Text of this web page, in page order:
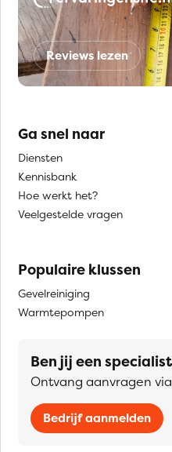
Reviews lezen
Ga snel naar
Diensten
Kennisbank
Hoe werkt het?
Veelgestelde vragen
Populaire klussen
Gevelreiniging
Warmtepompen
Ben jij een
Ontvang aanvragen
Bedrijf aanmelden